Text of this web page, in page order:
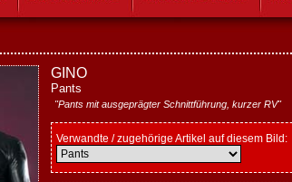
GINO
Pants
"Pants mit ausgeprägter Schnittführung, kurzer RV"
Verwandte / zugehörige Artikel auf diesem Bild: